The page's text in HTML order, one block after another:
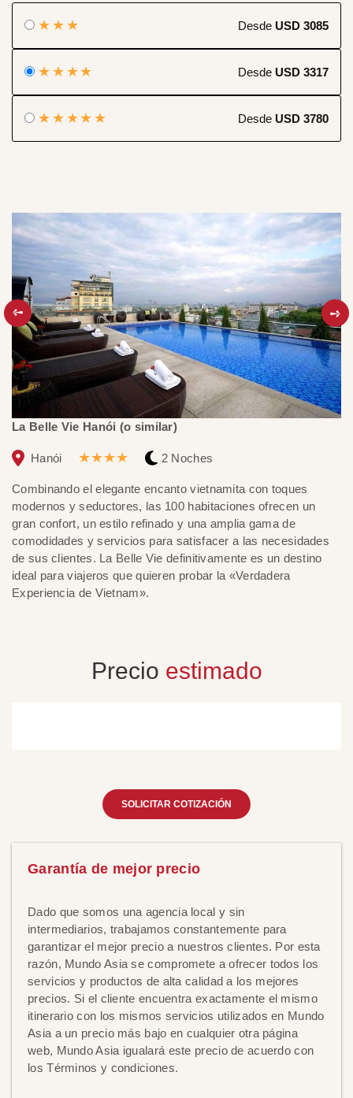
★★★ Desde USD 3085
★★★★ Desde USD 3317
★★★★★ Desde USD 3780
La Belle Vie Hanói (o similar)
Hanói ★★★★ 2 Noches
Combinando el elegante encanto vietnamita con toques
modernos y seductores, las 100 habitaciones ofrecen un
gran confort, un estilo refinado y una amplia gama de
comodidades y servicios para satisfacer a las necesidades
de sus clientes. La Belle Vie definitivamente es un destino
ideal para viajeros que quieren probar la «Verdadera
Experiencia de Vietnam».
Precio estimado
SOLICITAR COTIZACIÓN
Garantía de mejor precio
Dado que somos una agencia local y sin
intermediarios, trabajamos constantemente para
garantizar el mejor precio a nuestros clientes. Por esta
razón, Mundo Asia se compromete a ofrecer todos los
servicios y productos de alta calidad a los mejores
precios. Si el cliente encuentra exactamente el mismo
itinerario con los mismos servicios utilizados en Mundo
Asia a un precio más bajo en cualquier otra página
web, Mundo Asia igualará este precio de acuerdo con
los Términos y condiciones.